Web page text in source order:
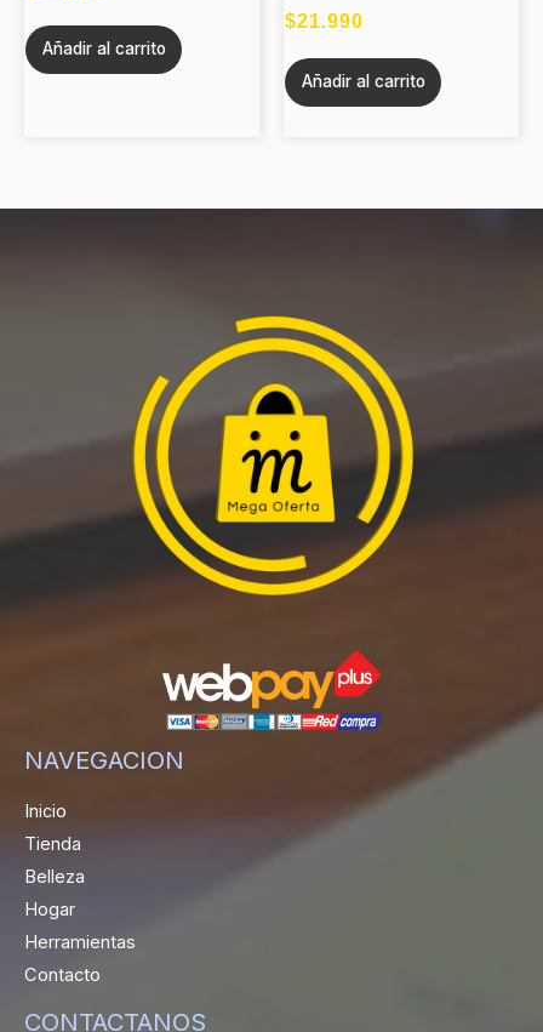
Añadir al carrito
$21.990
Añadir al carrito
NAVEGACION
Inicio
Tienda
Belleza
Hogar
Herramientas
Contacto
CONTACTANOS